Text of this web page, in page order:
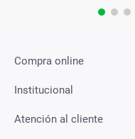
Compra online
Institucional
Atención al cliente